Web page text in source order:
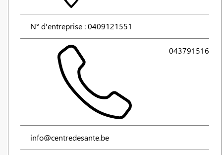
N° d'entreprise : 0409121551
043791516
info@centredesante.be